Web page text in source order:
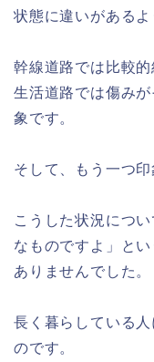
状態に違いがあるよ
幹線道路では比較
生活道路では傷み
象です。
そして、もう一つ
こうした状況につ
なものですよ」と
ありませんでした。
長く暮らしている
のです。